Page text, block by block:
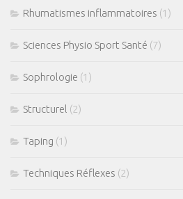
Rhumatismes inflammatoires (1)
Sciences Physio Sport Santé (7)
Sophrologie (1)
Structurel (2)
Taping (1)
Techniques Réflexes (2)